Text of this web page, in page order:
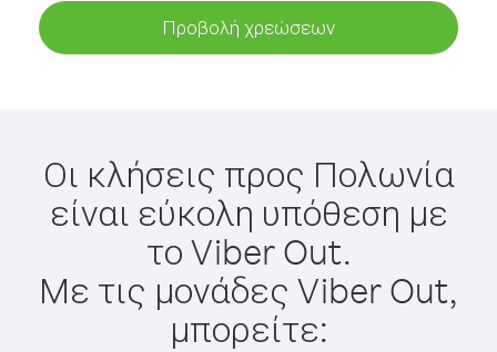
Προβολή χρεώσεων
Οι κλήσεις προς Πολωνία
είναι εύκολη υπόθεση με
το Viber Out.
Με τις μονάδες Viber Out,
μπορείτε: